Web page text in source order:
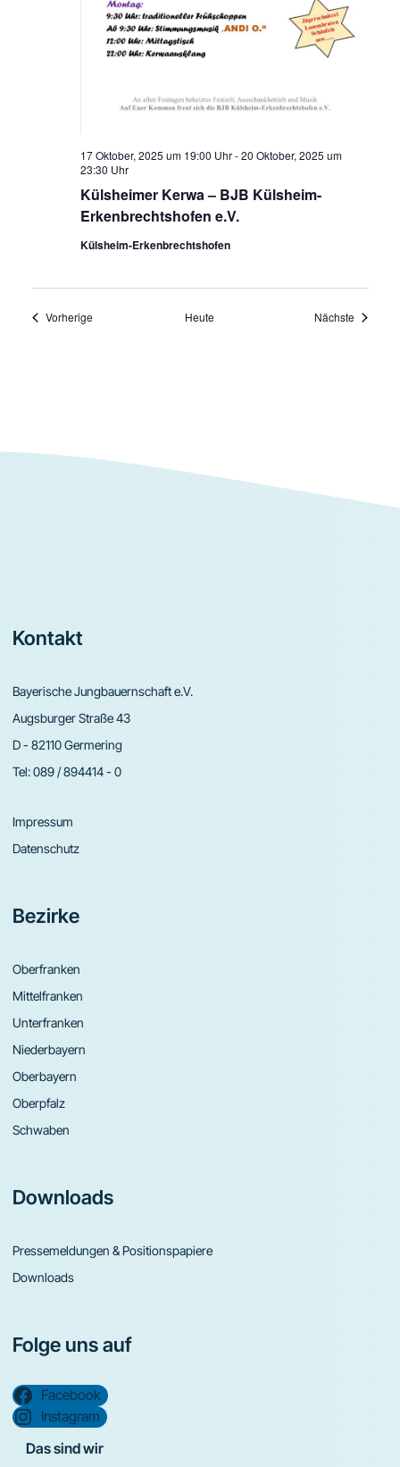
Külsheimer Kerwa – BJB Külsheim-
Erkenbrechtshofen e.V.
17 Oktober, 2025 um 19:00 Uhr-20 Oktober, 2025 um
23:30 Uhr
Külsheim-Erkenbrechtshofen
VorherigeVeranstaltungen Heute Nächste
Footer
Kontakt
Bayerische Jungbauernschaft e.V.
Augsburger Straße 43
D - 82110 Germering
Tel:089 / 894414 - 0
Impressum
Datenschutz
Bezirke
Oberfranken
Mittelfranken
Unterfranken
Niederbayern
Oberbayern
Oberpfalz
Schwaben
Downloads
Pressemeldungen & Positionspapiere
Downloads
Folge uns auf
Facebook
Instagram
Das sind wir